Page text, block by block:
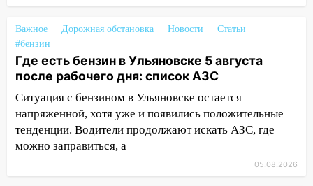
области
11:30
2027 года импорт, выпуск и обращение
бензина Евро 2, Евро 3, Евро 4
11:12
Соцсети: на Рябикова автомобиль
врезался в забор
10:27
Где есть бензин в Ульяновске
Важное Дорожная обстановка Новости
Статьи
#бензин
Где есть бензин в Ульяновске 5 августа
после рабочего дня: список АЗС
Ситуация с бензином в Ульяновске остается
напряженной, хотя уже и появились положительные
тенденции. Водители продолжают искать АЗС, где
можно заправиться, а
05.08.2026